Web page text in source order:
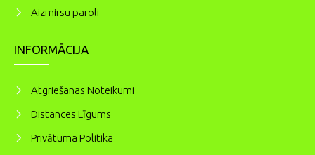
Aizmirsu paroli
INFORMĀCIJA
Atgriešanas Noteikumi
Distances Līgums
Privātuma Politika